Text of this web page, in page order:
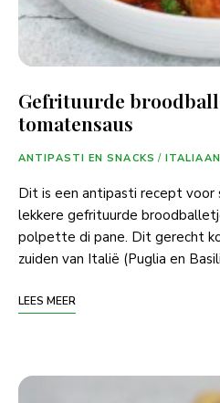
Gefrituurde
tomatensaus
ANTIPASTI EN SNACKS /
Dit is een antipasti recept
lekkere gefrituurde
polpette di pane. Dit gerecht
zuiden van Italië (Puglia en
LEES MEER